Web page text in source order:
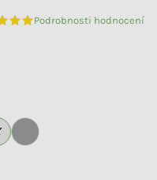
Průměrné hodnocení produktu
Podrobnosti hodnocení